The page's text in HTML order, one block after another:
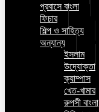
প্রবাসে বাংলা
ফিচার
শিল্প ও সাহিত্য
অন্যান্য
ইসলাম
উদ্যোক্তা
ক্যাম্পাস
খেত-খামার
রুপসী বাংলা